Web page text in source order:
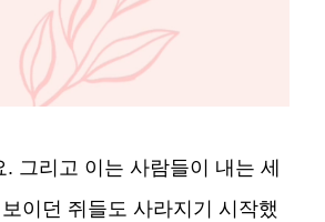
그리고 이는 사람들이 내는 세
이던 쥐들도 사라지기 시작했